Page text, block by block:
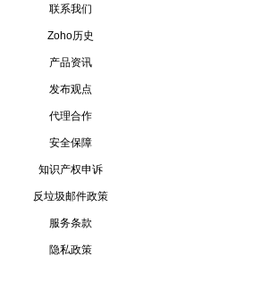
联系我们
Zoho历史
产品资讯
发布观点
代理合作
安全保障
知识产权申诉
反垃圾邮件政策
服务条款
隐私政策